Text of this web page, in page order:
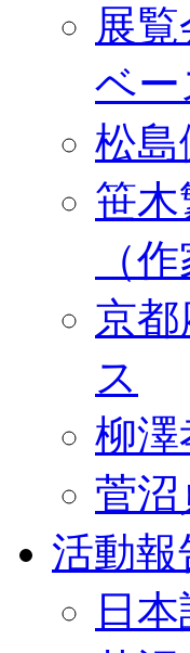
展
ベー
松島
笹
（
京
ス
柳
菅沼
活動報
日